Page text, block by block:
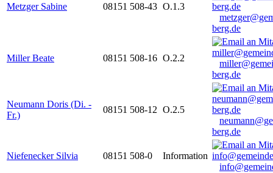
Metzger Sabine 08151 508-43 O.1.3
berg.de
Miller Beate 08151 508-16 O.2.2
berg.de
Neumann Doris (Di. -
Fr.)
08151 508-12 O.2.5
berg.de
Niefenecker Silvia 08151 508-0
Information